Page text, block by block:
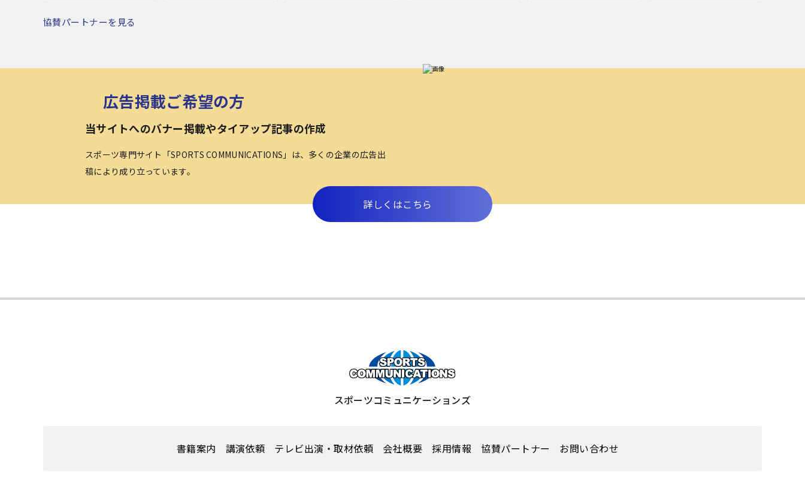
協賛パートナーを見る
広告掲載ご希望の方
当サイトへのバナー掲載やタイアップ記事の作成
スポーツ専門サイト「SPORTS COMMUNICATIONS」は、多くの企業の広告出
稿により成り立っています。
詳しくはこちら
スポーツコミュニケーションズ
書籍案内 講演依頼 テレビ出演・取材依頼 会社概要 採用情報 協賛パートナー お問い合わせ